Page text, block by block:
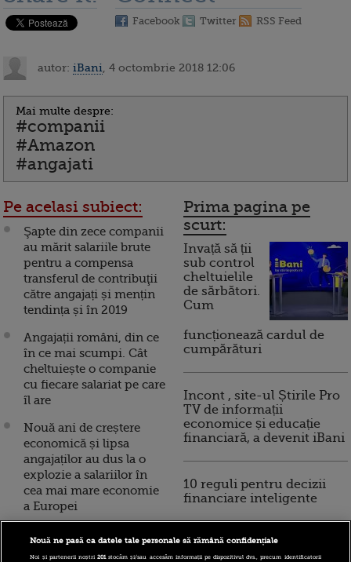
Facebook Twitter RSS Feed
autor: iBani , 4 octombrie 2018 12:06
Mai multe despre:
#companii
#Amazon
#angajati
Pe acelasi subiect:
Şapte din zece companii
au mărit salariile brute
pentru a compensa
transferul de contribuţii
către angajați și mențin
tendința și în 2019
Angajații români, din ce
în ce mai scumpi. Cât
cheltuiește o companie
cu fiecare salariat pe care
îl are
Nouă ani de creștere
economică și lipsa
angajaților au dus la o
explozie a salariilor în
cea mai mare economie
a Europei
FT: Vodafone concediază
Prima pagina pe
scurt:
Invață să ții
sub control
cheltuielile
de sărbători.
Cum
funcționează cardul de
cumpărături
Incont , site-ul Știrile Pro
TV de informații
economice și educație
financiară, a devenit iBani
10 reguli pentru decizii
financiare inteligente
Nouă ne pasă ca datele tale personale să rămână confidențiale
Noi și partenerii noștri201stocăm și/sau accesăm informații pe dispozitivul dvs., precum identificatorii